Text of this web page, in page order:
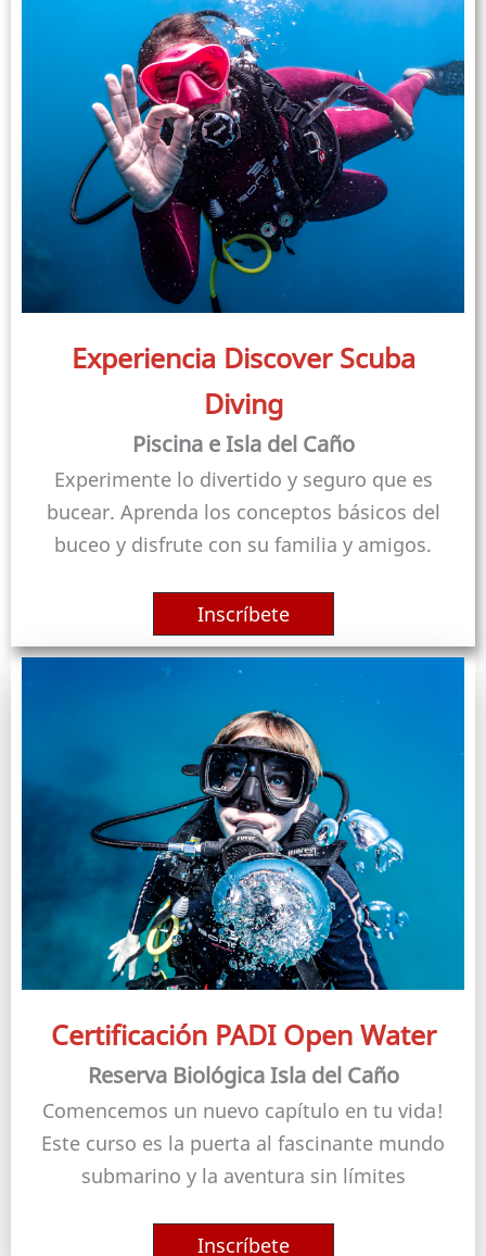
Experiencia Discover Scuba
Diving
Piscina e Isla del Caño
Experimente lo divertido y seguro que es
bucear. Aprenda los conceptos básicos del
buceo y disfrute con su familia y amigos.
Inscríbete
Certificación PADI Open Water
Reserva Biológica Isla del Caño
Comencemos un nuevo capítulo en tu vida!
Este curso es la puerta al fascinante mundo
submarino y la aventura sin límites
Inscríbete